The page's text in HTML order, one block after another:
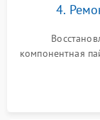
4.
компонентная